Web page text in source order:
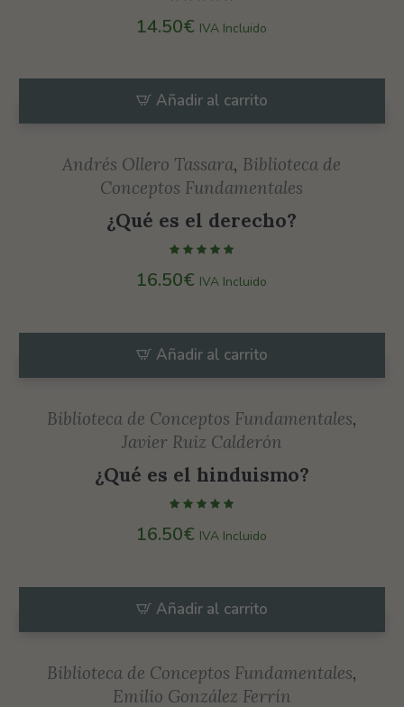
14.50€ IVA Incluido
Añadir al carrito
Andrés Ollero Tassara, Biblioteca de
Conceptos Fundamentales
¿Qué es el derecho?
16.50€ IVA Incluido
Añadir al carrito
Biblioteca de Conceptos Fundamentales,
Javier Ruiz Calderón
¿Qué es el hinduismo?
16.50€ IVA Incluido
Añadir al carrito
Biblioteca de Conceptos Fundamentales,
Emilio González Ferrín